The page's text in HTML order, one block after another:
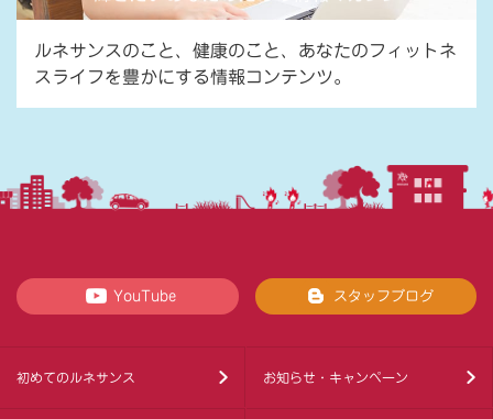
ルネサンスのこと、健康のこと、あなたのフィットネ
スライフを豊かにする情報コンテンツ。
YouTube スタッフブログ
初めてのルネサンス お知らせ・キャンペーン